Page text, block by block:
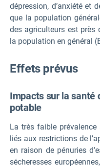
dépression, d’anxiété et
que la population
des agriculteurs est près
la population en général
Effets prévus
Impacts sur la santé
potable
La très faible
liés aux restrictions de
en raison de pénuries
sécheresses